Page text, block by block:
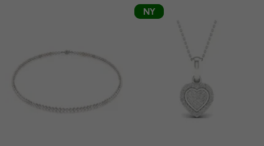
NY
NY